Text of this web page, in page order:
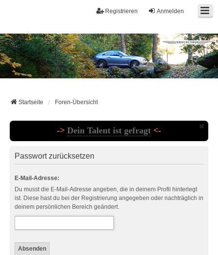
Anmelden
Registrieren
Startseite Foren-Übersicht
-> Dein Talent ist gefragt <-
Passwort zurücksetzen
E-Mail-Adresse:
Du musst die E-Mail-Adresse angeben, die in deinem Profil hinterlegt
ist. Diese hast du bei der Registrierung angegeben oder nachträglich in
deinem persönlichen Bereich geändert.